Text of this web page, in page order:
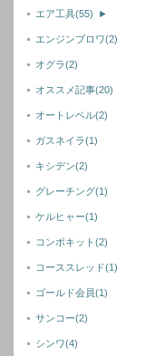
エア工具(55) ►
エンジンブロワ(2)
オグラ(2)
オススメ記事(20)
オートレベル(2)
ガスネイラ(1)
キシデン(2)
グレーチング(1)
ケルヒャー(1)
コンボキット(2)
コーススレッド(1)
ゴールド会員(1)
サンコー(2)
シンワ(4)